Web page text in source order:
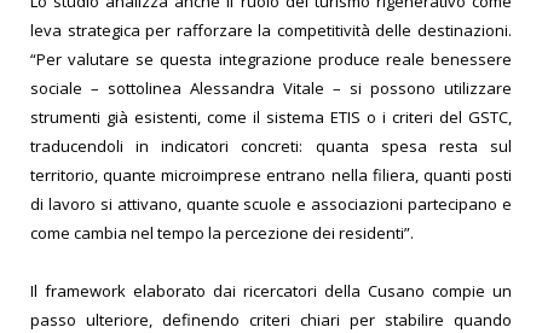
leva strategica per rafforzare la competitività delle destinazioni.
“Per valutare se questa integrazione produce reale benessere
sociale – sottolinea Alessandra Vitale – si possono utilizzare
strumenti già esistenti, come il sistema ETIS o i criteri del GSTC,
traducendoli in indicatori concreti: quanta spesa resta sul
territorio, quante microimprese entrano nella filiera, quanti posti
di lavoro si attivano, quante scuole e associazioni partecipano e
come cambia nel tempo la percezione dei residenti”.
Il framework elaborato dai ricercatori della Cusano compie un
passo ulteriore, definendo criteri chiari per stabilire quando